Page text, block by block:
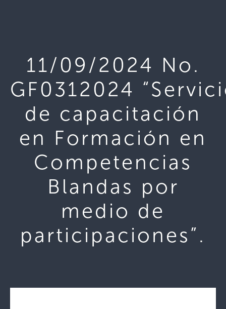
11/09/2024 No.
GF0312024
de capacitación
en Formación en
Competencias
Blandas por
medio de
participaciones”.